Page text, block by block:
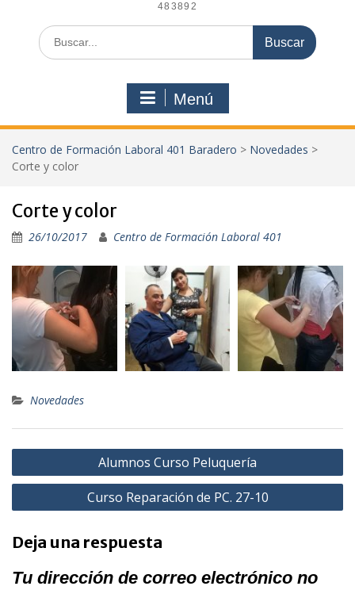
483892
Buscar:
Menú
Centro de Formación Laboral 401 Baradero > Novedades >
Corte y color
Corte y color
26/10/2017 Centro de Formación Laboral 401
Novedades
Navegación
de
Alumnos Curso Peluquería
Curso Reparación de PC. 27-10
Deja una respuesta
Tu dirección de correo electrónico no